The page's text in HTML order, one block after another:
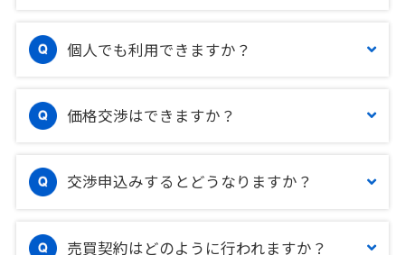
個人でも利用できますか？
価格交渉はできますか？
交渉申込みするとどうなりますか？
売買契約はどのように行われますか？